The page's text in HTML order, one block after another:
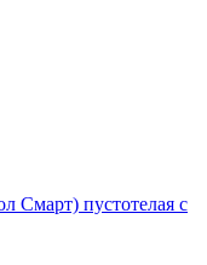
Смарт) пустотелая с